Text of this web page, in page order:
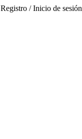
Registro / Inicio de sesión